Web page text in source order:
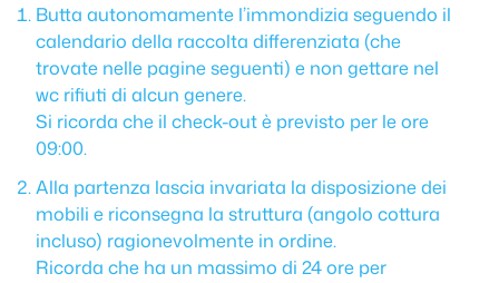
Butta autonomamente l’immondizia seguendo il
calendario della raccolta differenziata (che
trovate nelle pagine seguenti) e non gettare nel
wc rifiuti di alcun genere.
Si ricorda che il check-out è previsto per le ore
09:00.
Alla partenza lascia invariata la disposizione dei
mobili e riconsegna la struttura (angolo cottura
incluso) ragionevolmente in ordine.
Ricorda che ha un massimo di 24 ore per